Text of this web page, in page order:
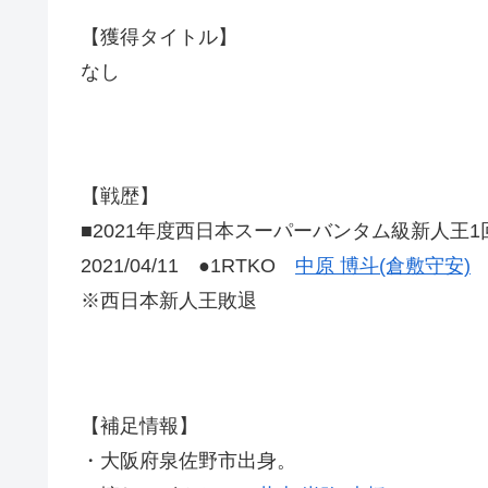
【獲得タイトル】
なし
【戦歴】
■2021年度西日本スーパーバンタム級新人王1
2021/04/11 ●1RTKO 中原 博斗(倉敷守安)
※西日本新人王敗退
【補足情報】
・大阪府泉佐野市出身。